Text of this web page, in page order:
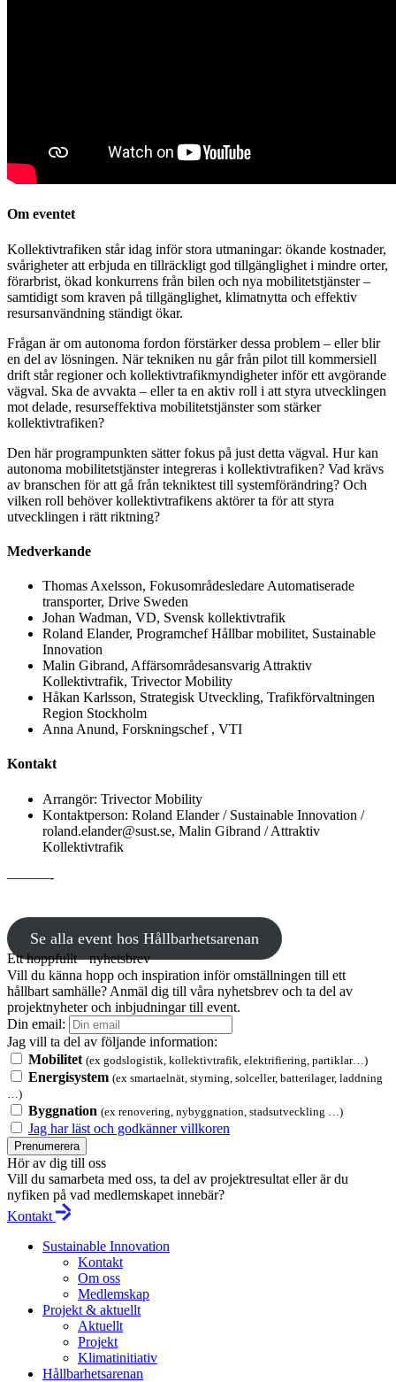
Om eventet
Kollektivtrafiken står idag inför stora utmaningar: ökande kostnader,
svårigheter att erbjuda en tillräckligt god tillgänglighet i mindre orter,
förarbrist, ökad konkurrens från bilen och nya mobilitetstjänster –
samtidigt som kraven på tillgänglighet, klimatnytta och effektiv
resursanvändning ständigt ökar.
Frågan är om autonoma fordon förstärker dessa problem – eller blir
en del av lösningen. När tekniken nu går från pilot till kommersiell
drift står regioner och kollektivtrafikmyndigheter inför ett avgörande
vägval. Ska de avvakta – eller ta en aktiv roll i att styra utvecklingen
mot delade, resurseffektiva mobilitetstjänster som stärker
kollektivtrafiken?
Den här programpunkten sätter fokus på just detta vägval. Hur kan
autonoma mobilitetstjänster integreras i kollektivtrafiken? Vad krävs
av branschen för att gå från tekniktest till systemförändring? Och
vilken roll behöver kollektivtrafikens aktörer ta för att styra
utvecklingen i rätt riktning?
Medverkande
Thomas Axelsson, Fokusområdesledare Automatiserade
transporter, Drive Sweden
Johan Wadman, VD, Svensk kollektivtrafik
Roland Elander, Programchef Hållbar mobilitet, Sustainable
Innovation
Malin Gibrand, Affärsområdesansvarig Attraktiv
Kollektivtrafik, Trivector Mobility
Håkan Karlsson, Strategisk Utveckling, Trafikförvaltningen
Region Stockholm
Anna Anund, Forskningschef , VTI
Kontakt
Arrangör: Trivector Mobility
Kontaktperson: Roland Elander / Sustainable Innovation /
roland.elander@sust.se, Malin Gibrand / Attraktiv
Kollektivtrafik
———-
Se alla event hos Hållbarhetsarenan
Ett hoppfullt nyhetsbrev
Vill du känna hopp och inspiration inför omställningen till ett
hållbart samhälle? Anmäl dig till våra nyhetsbrev och ta del av
projektnyheter och inbjudningar till event.
Din email:
Jag vill ta del av följande information:
Mobilitet (ex godslogistik, kollektivtrafik, elektrifiering, partiklar…)
Energisystem (ex smartaelnät, styrning, solceller, batterilager, laddning
…)
Byggnation (ex renovering, nybyggnation, stadsutveckling …)
Jag har läst och godkänner villkoren
Prenumerera
Hör av dig till oss
Vill du samarbeta med oss, ta del av projektresultat eller är du
nyfiken på vad medlemskapet innebär?
Kontakt
Sustainable Innovation
Kontakt
Om oss
Medlemskap
Projekt & aktuellt
Aktuellt
Projekt
Klimatinitiativ
Hållbarhetsarenan